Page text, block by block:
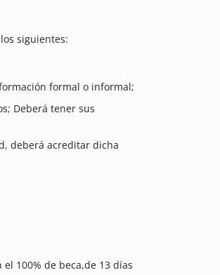
siguientes:
formal o informal;
Deberá tener sus
deberá acreditar dicha
100% de beca,de 13 días